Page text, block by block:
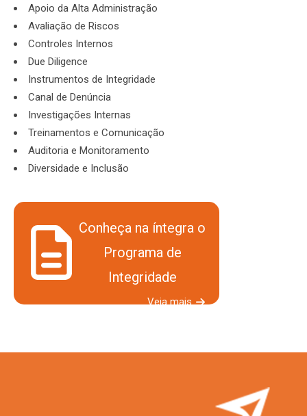
Apoio da Alta Administração
Avaliação de Riscos
Controles Internos
Due Diligence
Instrumentos de Integridade
Canal de Denúncia
Investigações Internas
Treinamentos e Comunicação
Auditoria e Monitoramento
Diversidade e Inclusão
Conheça na íntegra o
Programa de
Integridade
Veja mais